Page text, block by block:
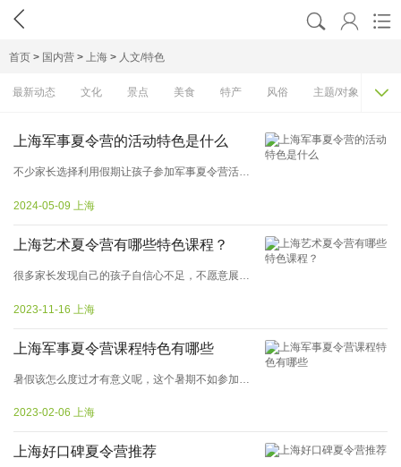
   
首页 > 国内营 > 上海 > 人文/特色
最新动态 文化 景点 美食 特产 风俗 主题/对象 费

上海军事夏令营的活动特色是什么
不少家长选择利用假期让孩子参加军事夏令营活动，上海军事夏令营是家长们的选择之一。孩子们在上海军事夏令营中能够接受专业的军事训练，通过训练孩子们能够学习更多军事知识和技能，上海军事夏令营让度过充实并且有意义的...
2024-05-09 上海
上海艺术夏令营有哪些特色课程？
很多家长发现自己的孩子自信心不足，不愿意展示自己，缺乏表现力，想要有所改变，那可以为孩子报名上海艺术夏令营。上海艺术夏令营在为孩子传授技能的同时，还能激发孩子的艺术天赋和心情，在学习的同时提升艺术内涵，增强表演力，提...
2023-11-16 上海
上海军事夏令营课程特色有哪些
暑假该怎么度过才有意义呢，这个暑期不如参加近期较为火爆的夏令营活动吧。上海的军事夏令营以军事训练为主可以很好的帮助孩子养成良好的行为习惯，练就好的军人品质，因此受到很多家长的欢迎。那么究竟上海的军事夏令营课...
2023-02-06 上海
上海好口碑夏令营推荐